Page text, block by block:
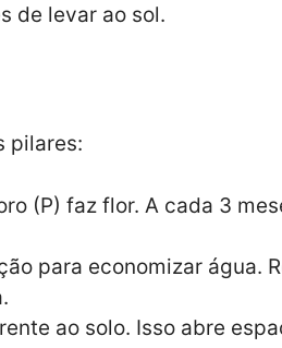
de levar ao sol.
pilares:
(P) faz flor. A cada 3
para economizar água.
ao solo. Isso abre